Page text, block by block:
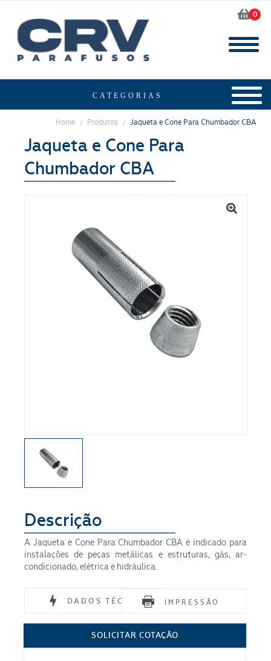
0
Home / Produtos / Jaqueta e Cone Para Chumbador CBA
Jaqueta e Cone Para
Chumbador CBA
Descrição
A Jaqueta e Cone Para Chumbador CBA é indicado para
instalações de peças metálicas e estruturas, gás, ar-
condicionado, elétrica e hidráulica.
DADOS TÉCNICOS IMPRESSÃO
SOLICITAR COTAÇÃO